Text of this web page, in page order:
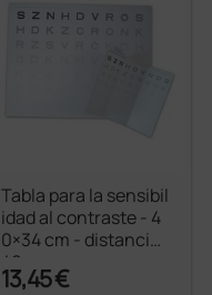
Tabla para la sensibil
idad al contraste - 4
0×34 cm - distancia
40 cm
13,45 €